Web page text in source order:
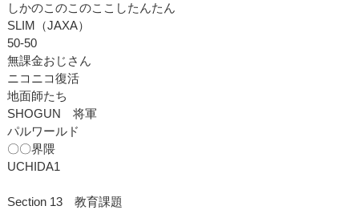
しかのこのこのここしたんたん
SLIM（JAXA）
50-50
無課金おじさん
ニコニコ復活
地面師たち
SHOGUN 将軍
パルワールド
〇〇界隈
UCHIDA1
Section 13 教育課題